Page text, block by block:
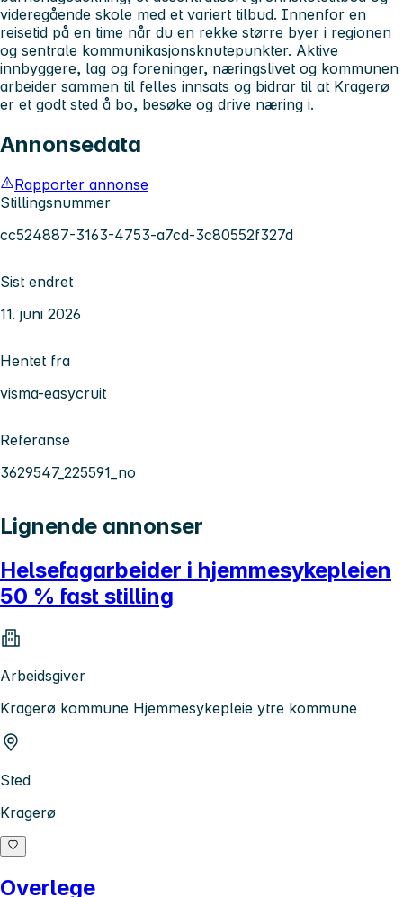
videregående skole med et variert tilbud. Innenfor en
reisetid på en time når du en rekke større byer i regionen
og sentrale kommunikasjonsknutepunkter. Aktive
innbyggere, lag og foreninger, næringslivet og kommunen
arbeider sammen til felles innsats og bidrar til at Kragerø
er et godt sted å bo, besøke og drive næring i.
Annonsedata
Rapporter annonse
Stillingsnummer
cc524887-3163-4753-a7cd-3c80552f327d
Sist endret
11. juni 2026
Hentet fra
visma-easycruit
Referanse
3629547_225591_no
Lignende annonser
Helsefagarbeider i hjemmesykepleien
50 % fast stilling
Arbeidsgiver
Kragerø kommune Hjemmesykepleie ytre kommune
Sted
Kragerø
Overlege